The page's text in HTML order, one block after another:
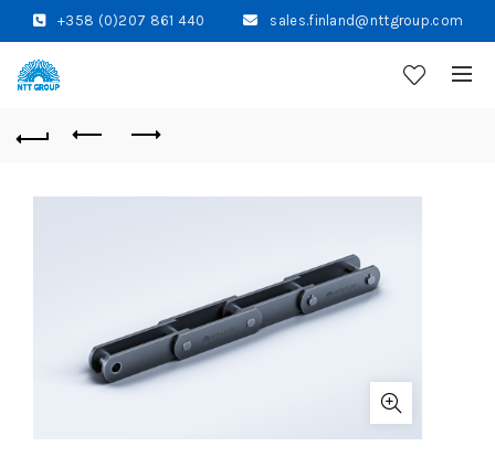
+358 (0)207 861 440 sales.finland@nttgroup.com